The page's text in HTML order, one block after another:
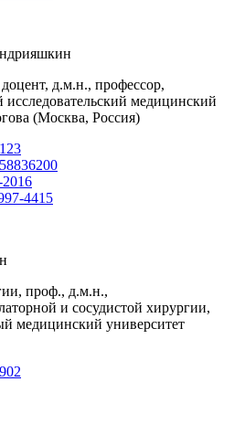
д.м.н., профессор,
медицинский
(Москва, Россия)
4415
проф., д.м.н.,
и сосудистой хирургии,
медицинский университет